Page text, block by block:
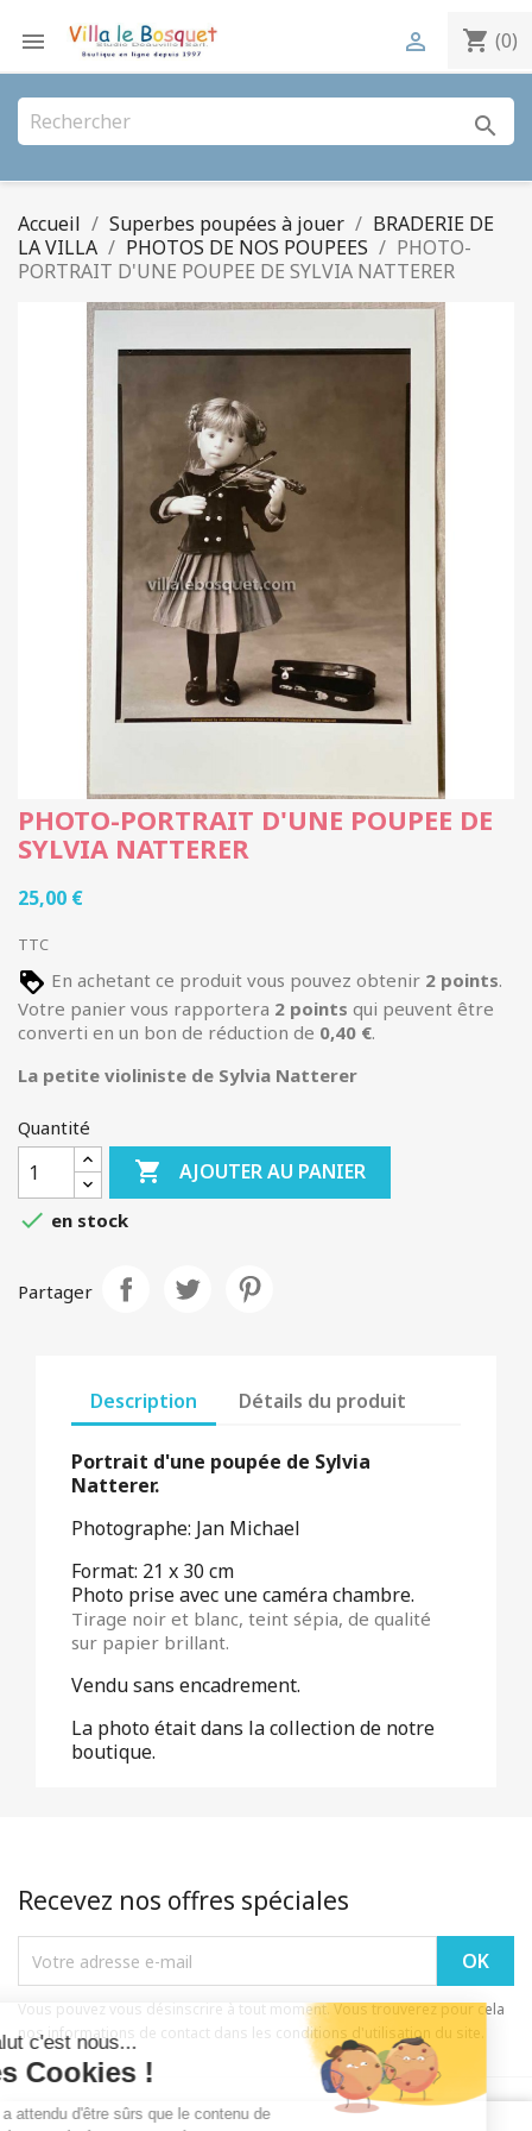
 shopping_cart (0)

search
Accueil Superbes poupées à jouer
BRADERIE DE
LA VILLA
PHOTOS DE NOS POUPEES
PHOTO-
PORTRAIT D'UNE POUPEE DE SYLVIA NATTERER
PHOTO-PORTRAIT D'UNE POUPEE DE
SYLVIA NATTERER
25,00 €
TTC
En achetant ce produit vous pouvez obtenir 2 points.
Votre panier vous rapportera 2 points qui peuvent être
converti en un bon de réduction de 0,40 €.
La petite violiniste de Sylvia Natterer
Quantité
 AJOUTER AU PANIER
 en stock
Partager
Description Détails du produit
Portrait d'une poupée de Sylvia
Natterer.
Photographe: Jan Michael
Format: 21 x 30 cm
Photo prise avec une caméra chambre.
Tirage noir et blanc, teint sépia, de qualité
sur papier brillant.
Vendu sans encadrement.
La photo était dans la collection de notre
boutique.
Recevez nos offres spéciales
Vous pouvez vous désinscrire à tout moment. Vous trouverez pour cela
nos informations de contact dans les conditions d'utilisation du site.